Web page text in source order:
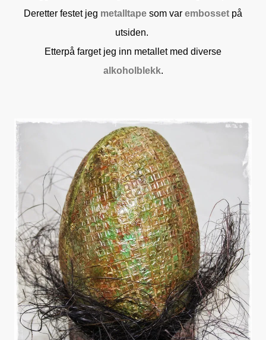
Deretter festet jeg metalltape som var embosset på
utsiden.
Etterpå farget jeg inn metallet med diverse
alkoholblekk.